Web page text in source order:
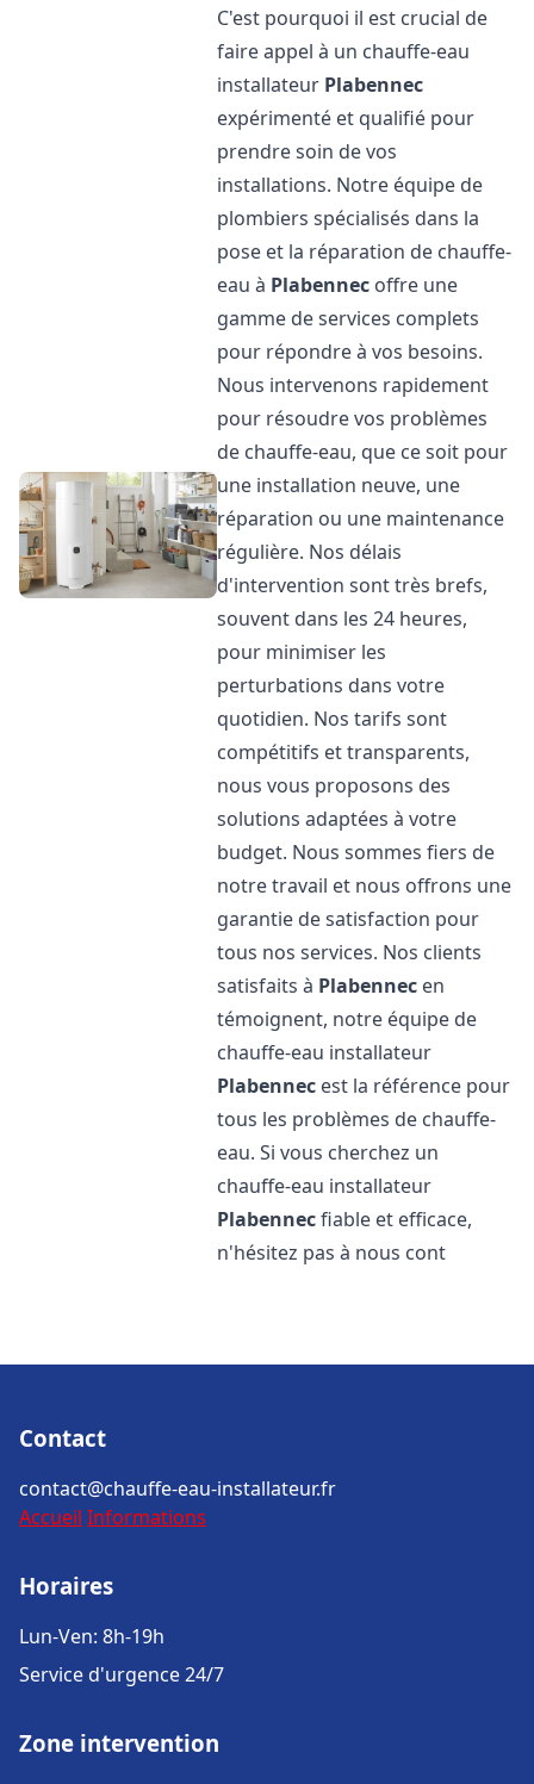
C'est pourquoi il est crucial de
faire appel à un chauffe-eau
installateur Plabennec
expérimenté et qualifié pour
prendre soin de vos
installations. Notre équipe de
plombiers spécialisés dans la
pose et la réparation de chauffe-
eau à Plabennec offre une
gamme de services complets
pour répondre à vos besoins.
Nous intervenons rapidement
pour résoudre vos problèmes
de chauffe-eau, que ce soit pour
une installation neuve, une
réparation ou une maintenance
régulière. Nos délais
d'intervention sont très brefs,
souvent dans les 24 heures,
pour minimiser les
perturbations dans votre
quotidien. Nos tarifs sont
compétitifs et transparents,
nous vous proposons des
solutions adaptées à votre
budget. Nous sommes fiers de
notre travail et nous offrons une
garantie de satisfaction pour
tous nos services. Nos clients
satisfaits à Plabennec en
témoignent, notre équipe de
chauffe-eau installateur
Plabennec est la référence pour
tous les problèmes de chauffe-
eau. Si vous cherchez un
chauffe-eau installateur
Plabennecfiable et efficace,
n'hésitez pas à nous cont
Contact
contact@chauffe-eau-installateur.fr
Accueil Informations
Horaires
Lun-Ven: 8h-19h
Service d'urgence 24/7
Zone intervention